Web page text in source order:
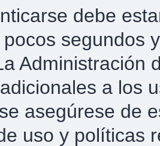
debe
segundos
Administración
a los
asegúrese de
uso y políticas